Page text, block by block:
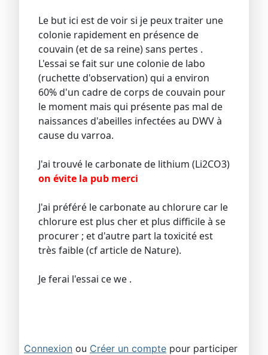
Le but ici est de voir si je peux traiter une
colonie rapidement en présence de
couvain (et de sa reine) sans pertes .
L'essai se fait sur une colonie de labo
(ruchette d'observation) qui a environ
60% d'un cadre de corps de couvain pour
le moment mais qui présente pas mal de
naissances d'abeilles infectées au DWV à
cause du varroa.
J'ai trouvé le carbonate de lithium (Li2CO3)
on évite la pub merci
J'ai préféré le carbonate au chlorure car le
chlorure est plus cher et plus difficile à se
procurer ; et d'autre part la toxicité est
très faible (cf article de Nature).
Je ferai l'essai ce we .
Connexion ou Créer un compte pour participer